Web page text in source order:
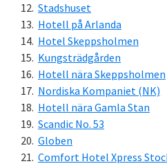
Stadshuset
Hotell på Arlanda
Hotel Skeppsholmen
Kungsträdgården
Hotell nära Skeppsholmen
Nordiska Kompaniet (NK)
Hotell nära Gamla Stan
Scandic No. 53
Globen
Comfort Hotel Xpress